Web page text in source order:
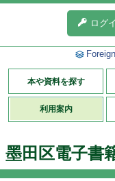
ログ
本や資料を探す
利用案内
墨田区電子書